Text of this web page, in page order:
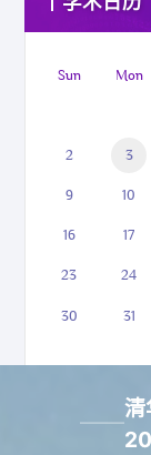
Sun Mon
2 3
9 10
16 17
23 24
30 31
清